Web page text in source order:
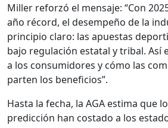
Miller reforzó el men­saje: “Con
año récord, el desem­peño de la
prin­ci­pio claro: las apues­tas
bajo reg­u­lación estatal y trib­al. Así
a los con­sum­i­dores y cómo las
parten los ben­efi­cios”.
Has­ta la fecha, la AGA esti­ma que
predic­ción han costa­do a los